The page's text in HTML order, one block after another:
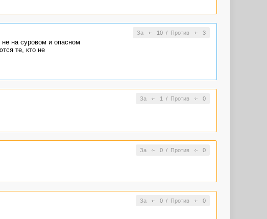
За 10/ Против 3
на суровом и опасном
те, кто не
За 1 / Против 0
За 0/ Против 0
За 0/ Против 0